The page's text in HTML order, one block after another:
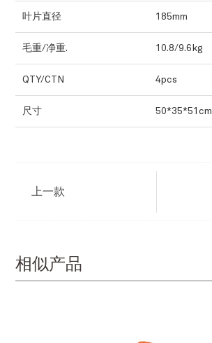
叶片直径 185mm
毛重/净重. 10.8/9.6kg
QTY/CTN 4pcs
尺寸 50*35*51cm
上一款
相似产品